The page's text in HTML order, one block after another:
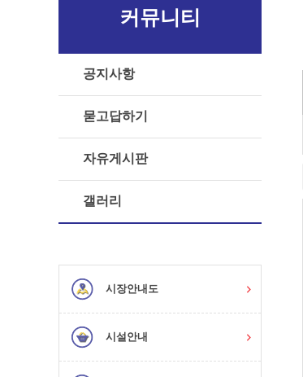
커뮤니티
공지사항
묻고답하기
자유게시판
갤러리
시장안내도
시설안내